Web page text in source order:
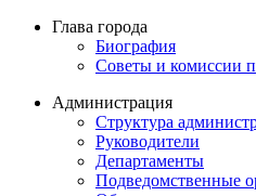
Глава города
Биография
Советы и комиссии
Администрация
Структура
Руководители
Департаменты
Подведомственные